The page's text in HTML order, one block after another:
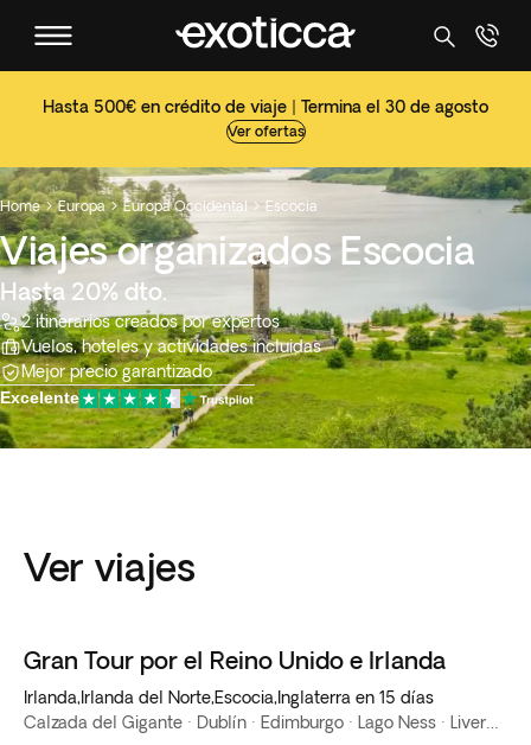
Hasta 500€ en crédito de viaje | Termina el 30 de agosto
Ver ofertas
Home  Europa  Europa Occidental  Escocia
Viajes organizados Escocia
Hasta 20% dto.
2 itinerarios creados por expertos
Vuelos, hoteles y actividades incluidas
Mejor precio garantizado
Excelente
Ver viajes
Gran Tour por el Reino Unido e Irlanda
Irlanda,Irlanda del Norte,Escocia,Inglaterra en 15 días